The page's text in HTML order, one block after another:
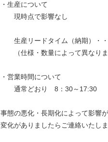
・生産について
現時点で影響なし
生産リードタイム（納期）・・
（仕様・数量によって異なりま
・営業時間について
通常どおり 8：30～17:30
事態の悪化・長期化によって影響
変化がありましたらご連絡いたし